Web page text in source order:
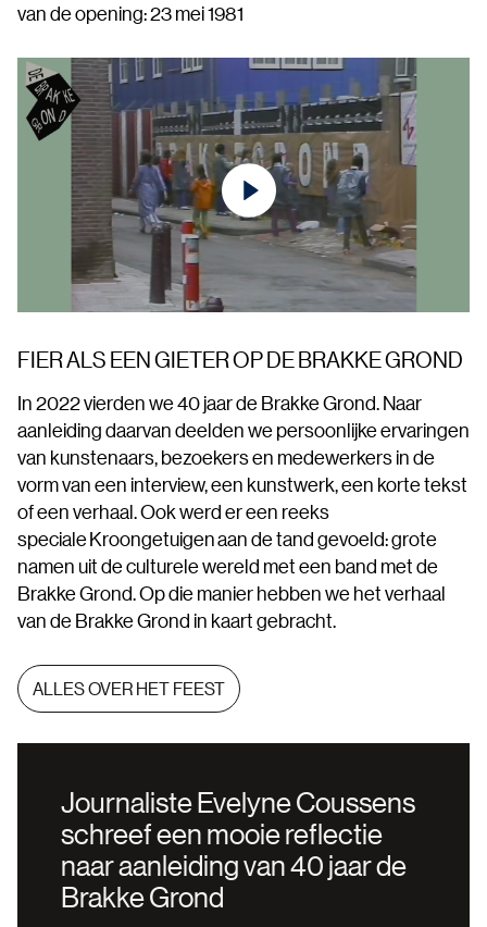
van de opening: 23 mei 1981
FIER ALS EEN GIETER OP DE BRAKKE GROND
In 2022 vierden we 40 jaar de Brakke Grond. Naar
aanleiding daarvan deelden we persoonlijke ervaringen
van kunstenaars, bezoekers en medewerkers in de
vorm van een interview, een kunstwerk, een korte tekst
of een verhaal. Ook werd er een reeks
speciale Kroongetuigen aan de tand gevoeld: grote
namen uit de culturele wereld met een band met de
Brakke Grond. Op die manier hebben we het verhaal
van de Brakke Grond in kaart gebracht.
ALLES OVER HET FEEST
Journaliste Evelyne Coussens
schreef een mooie reflectie
naar aanleiding van 40 jaar de
Brakke Grond